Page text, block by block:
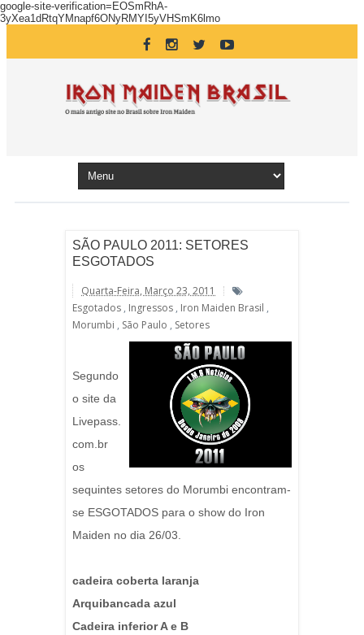
google-site-verification=EOSmRhA-
3yXea1dRtqYMnapf6ONyRMYI5yVHSmK6lmo
SÃO PAULO 2011: SETORES
ESGOTADOS
Quarta-Feira, Março 23, 2011
Esgotados , Ingressos , Iron Maiden Brasil ,
Morumbi , São Paulo , Setores
Segundo
o site da
Livepass.
com.br
os
sequintes setores do Morumbi encontram-
se ESGOTADOS para o show do Iron
Maiden no dia 26/03.
cadeira coberta laranja
Arquibancada azul
Cadeira inferior A e B